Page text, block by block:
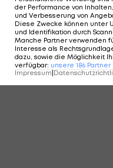
der Performance von
und Verbesserung von
Diese Zwecke können unter
und Identifikation durch
Manche Partner verwenden
Interesse als
dazu, sowie die Möglichkeit
verfügbar: unsere 186 Partner
Impressum